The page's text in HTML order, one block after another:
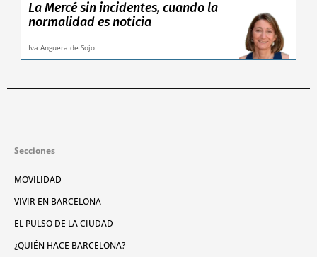
La Mercé sin incidentes, cuando la
normalidad es noticia
Iva Anguera de Sojo
Secciones
MOVILIDAD
VIVIR EN BARCELONA
EL PULSO DE LA CIUDAD
¿QUIÉN HACE BARCELONA?